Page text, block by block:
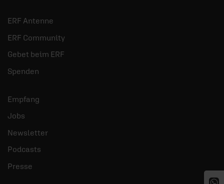
ERF Antenne
ERF Community
Gebet beim ERF
Spenden
Empfang
Jobs
Newsletter
Podcasts
Presse